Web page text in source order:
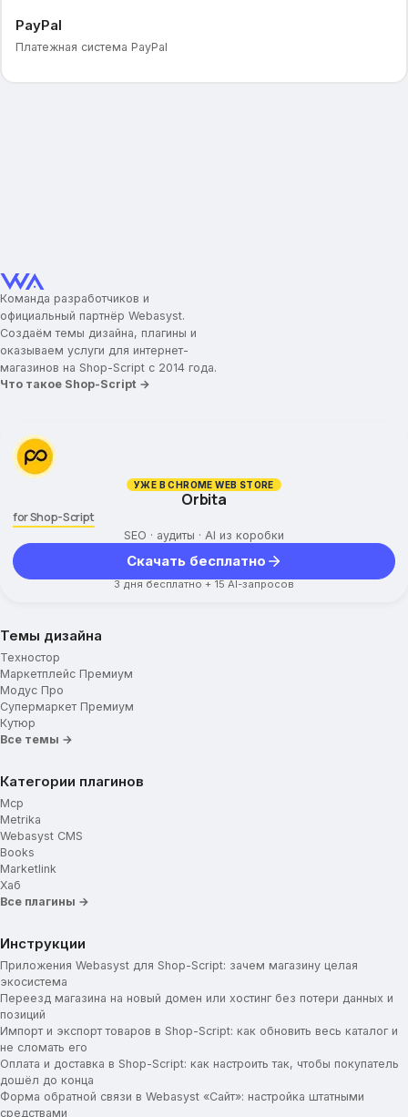
PayPal
Платежная система PayPal
Команда разработчиков и
официальный партнёр Webasyst.
Создаём темы дизайна, плагины и
оказываем услуги для интернет-
магазинов на Shop-Script с 2014 года.
Что такое Shop-Script →
УЖЕ В CHROME WEB STORE
Orbita
for Shop-Script
SEO · аудиты · AI из коробки
Скачать бесплатно
3 дня бесплатно + 15 AI-запросов
Темы дизайна
Техностор
Маркетплейс Премиум
Модус Про
Супермаркет Премиум
Кутюр
Все темы →
Категории плагинов
Mcp
Metrika
Webasyst CMS
Books
Marketlink
Хаб
Все плагины →
Инструкции
Приложения Webasyst для Shop-Script: зачем магазину целая
экосистема
Переезд магазина на новый домен или хостинг без потери данных и
позиций
Импорт и экспорт товаров в Shop-Script: как обновить весь каталог и
не сломать его
Оплата и доставка в Shop-Script: как настроить так, чтобы покупатель
дошёл до конца
Форма обратной связи в Webasyst «Сайт»: настройка штатными
средствами